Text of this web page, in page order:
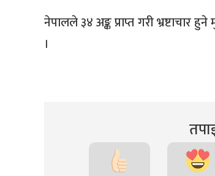
नेपालले ३४ अङ्क प्राप्त गरी
।